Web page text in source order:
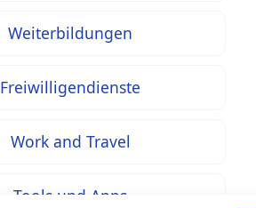
Weiterbildungen
Freiwilligendienste
Work and Travel
Tools und Apps